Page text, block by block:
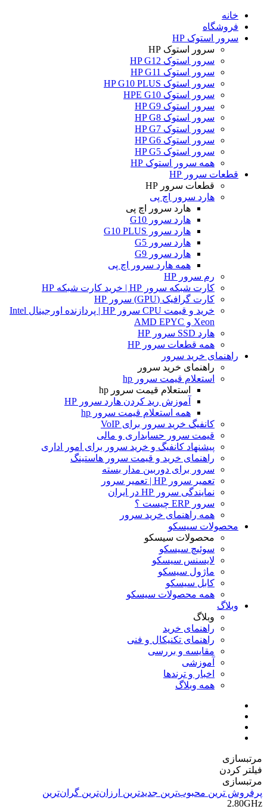
خانه
فروشگاه
سرور استوک HP
سرور استوک HP
سرور استوک HP G12
سرور استوک HP G11
سرور استوک HP G10 PLUS
سرور استوک HPE G10
سرور استوک HP G9
سرور استوک HP G8
سرور استوک HP G7
سرور استوک HP G6
سرور استوک HP G5
همه سرور استوک HP
قطعات سرور HP
قطعات سرور HP
هارد سرور اچ پی
هارد سرور اچ پی
هارد سرور G10
هارد سرور G10 PLUS
هارد سرور G5
هارد سرور G9
همه هارد سرور اچ پی
رم سرور HP
کارت شبکه سرور HP | خرید کارت شبکه HP
کارت گرافیک (GPU) سرور HP
خرید و قیمت CPU سرور HP | پردازنده اورجینال Intel
Xeon و AMD EPYC
هارد SSD سرور HP
همه قطعات سرور HP
راهنمای خرید سرور
راهنمای خرید سرور
استعلام قیمت سرور hp
استعلام قیمت سرور hp
آموزش ريد كردن هارد سرور HP
همه استعلام قیمت سرور hp
کانفیگ خرید سرور برای VoIP
قیمت سرور حسابداری و مالی
پیشنهاد کانفیگ و خرید سرور برای امور اداری
راهنمای خرید و قیمت سرور هاستینگ
سرور برای دوربین مدار بسته
تعمیر سرور HP | تعمیر سرور
نمایندگی سرور HP در ایران
سرور ERP چیست ؟
همه راهنمای خرید سرور
محصولات سیسکو
محصولات سیسکو
سوئیچ سیسکو
لایسنس سیسکو
ماژول سیسکو
کابل سیسکو
همه محصولات سیسکو
وبلاگ
وبلاگ
راهنمای خرید
راهنمای تکنیکال و فنی
مقایسه و بررسی
آموزشی
اخبار و ترندها
همه وبلاگ
مرتبسازی
فیلتر کردن
مرتبسازی
پرفروش ترین محبوب‌ترین جدیدترین ارزان‌ترین گران‌ترین
2.80GHz